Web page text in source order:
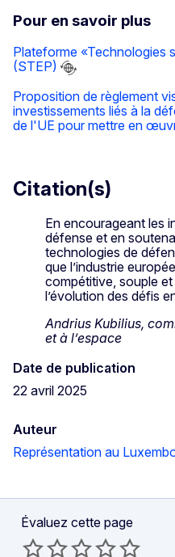
Pour en savoir plus
Plateforme «Technologies
(STEP)
Proposition de règlement
investissements liés à la
de l'UE pour mettre en
Citation(s)
En encourageant les
défense et en
technologies de
que l’industrie
compétitive, souple
l’évolution des défis
Andrius Kubilius,
et à l’espace
Date de publication
22 avril 2025
Auteur
Représentation au
Évaluez cette page